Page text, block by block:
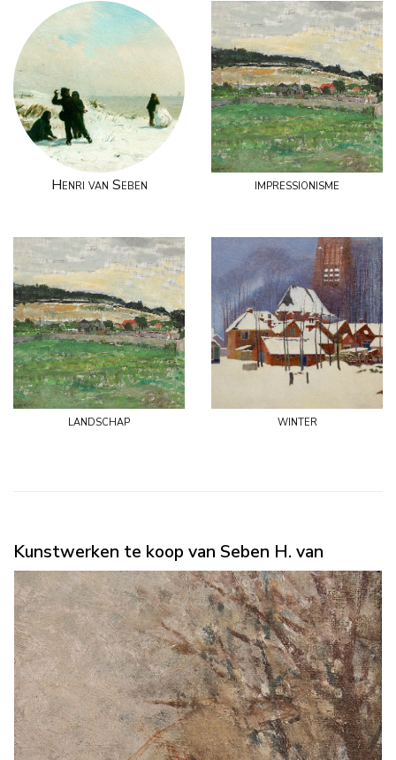
Henri van Seben impressionisme
landschap winter
Kunstwerken te koop van Seben H. van